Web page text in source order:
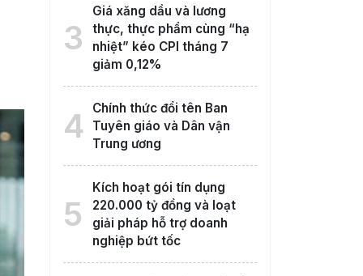
3
Giá xăng dầu và lương
thực, thực phẩm cùng “hạ
nhiệt” kéo CPI tháng 7
giảm 0,12%
4
Chính thức đổi tên Ban
Tuyên giáo và Dân vận
Trung ương
5
Kích hoạt gói tín dụng
220.000 tỷ đồng và loạt
giải pháp hỗ trợ doanh
nghiệp bứt tốc